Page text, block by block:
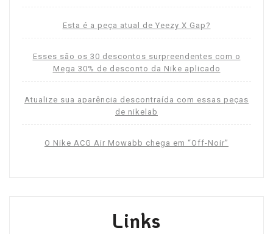
Esta é a peça atual de Yeezy X Gap?
Esses são os 30 descontos surpreendentes com o
Mega 30% de desconto da Nike aplicado
Atualize sua aparência descontraída com essas peças
de nikelab
O Nike ACG Air Mowabb chega em “Off-Noir”
Links